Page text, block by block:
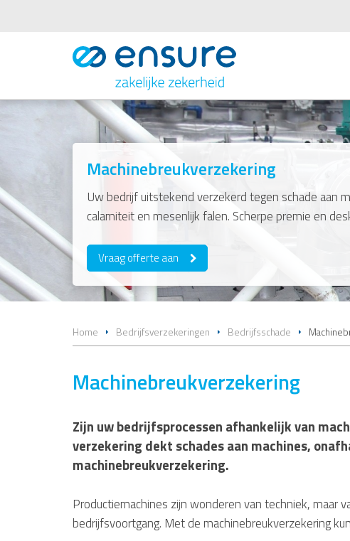
Machinebreukverzekering
Uw bedrijf uitstekend verzekerd tegen schade aan
calamiteit en mesenlijk falen. Scherpe premie en
Vraag offerte aan
Home Bedrijfsverzekeringen Bedrijfsschade
Machinebreukverzekering
Zijn uw bedrijfsprocessen afhankelijk van
verzekering dekt schades aan machines,
machinebreukverzekering.
Productiemachines zijn wonderen van techniek, maar
bedrijfsvoortgang. Met de machinebreukverzekering